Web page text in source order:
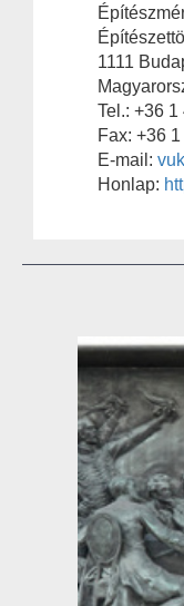
1111
Tel.: +36
Fax: +36
E-mail:
Honlap: